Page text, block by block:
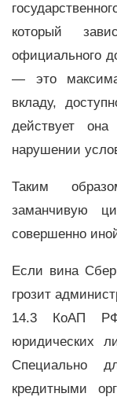
который
официального
— это
вкладу,
действует
нарушении
Таким
заманчивую
совершенно
Если вина
грозит
14.3 КоАП РФ
юридических
Специально
кредитными